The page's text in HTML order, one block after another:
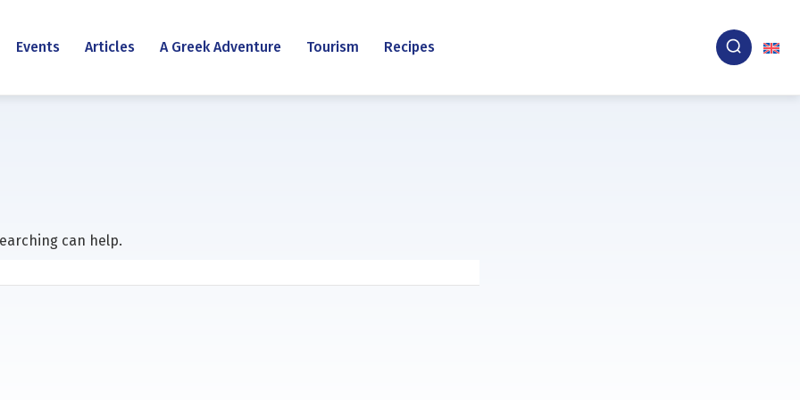
Events Articles A Greek Adventure Tourism Recipes
can help.